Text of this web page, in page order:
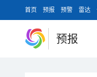
首页 预报 预警 雷达
预报